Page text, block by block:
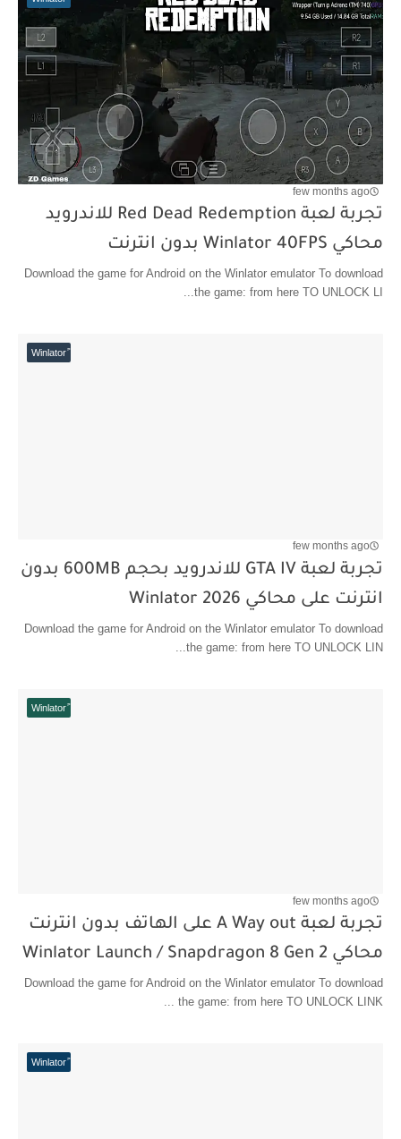
few months ago
تجربة لعبة Red Dead Redemption للاندرويد
محاكي Winlator 40FPS بدون انترنت
Download the game for Android on the Winlator emulator To download
the game: from here TO UNLOCK LI...
few months ago
تجربة لعبة GTA IV للاندرويد بحجم 600MB بدون
انترنت على محاكي Winlator 2026
Download the game for Android on the Winlator emulator To download
the game: from here TO UNLOCK LIN...
few months ago
تجربة لعبة A Way out على الهاتف بدون انترنت
محاكي Winlator Launch / Snapdragon 8 Gen 2
Download the game for Android on the Winlator emulator To download
the game: from here TO UNLOCK LINK ...